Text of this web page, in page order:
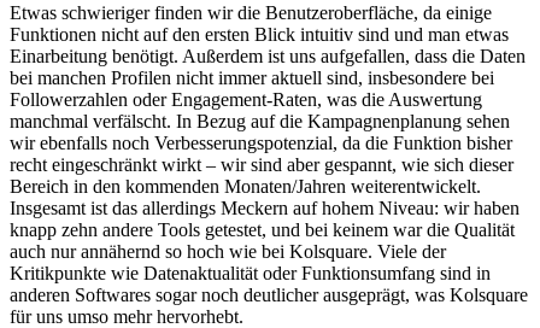
Etwas schwieriger finden wir die Benutzeroberfläche, da einige
Funktionen nicht auf den ersten Blick intuitiv sind und man etwas
Einarbeitung benötigt. Außerdem ist uns aufgefallen, dass die Daten
bei manchen Profilen nicht immer aktuell sind, insbesondere bei
Followerzahlen oder Engagement-Raten, was die Auswertung
manchmal verfälscht. In Bezug auf die Kampagnenplanung sehen
wir ebenfalls noch Verbesserungspotenzial, da die Funktion bisher
recht eingeschränkt wirkt – wir sind aber gespannt, wie sich dieser
Bereich in den kommenden Monaten/Jahren weiterentwickelt.
Insgesamt ist das allerdings Meckern auf hohem Niveau: wir haben
knapp zehn andere Tools getestet, und bei keinem war die Qualität
auch nur annähernd so hoch wie bei Kolsquare. Viele der
Kritikpunkte wie Datenaktualität oder Funktionsumfang sind in
anderen Softwares sogar noch deutlicher ausgeprägt, was Kolsquare
für uns umso mehr hervorhebt.